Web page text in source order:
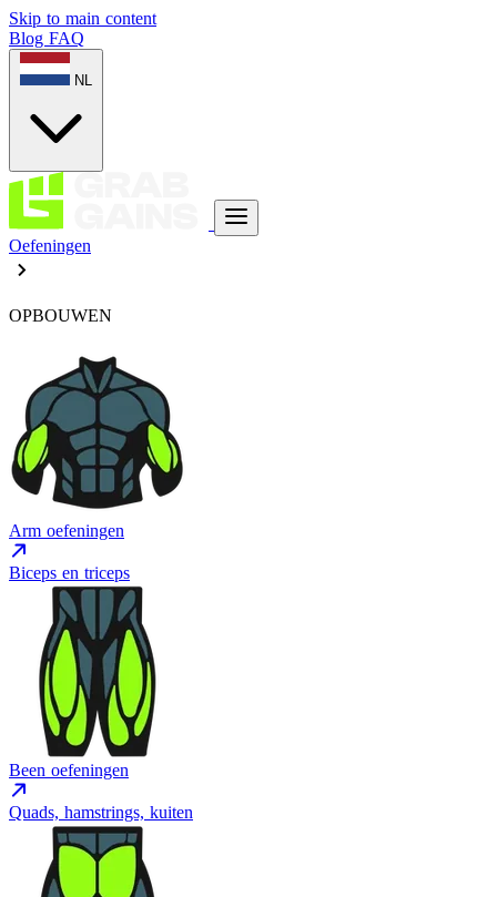
Skip to main content
Blog FAQ
NL
Oefeningen
OPBOUWEN
Arm oefeningen
Biceps en triceps
Been oefeningen
Quads, hamstrings, kuiten